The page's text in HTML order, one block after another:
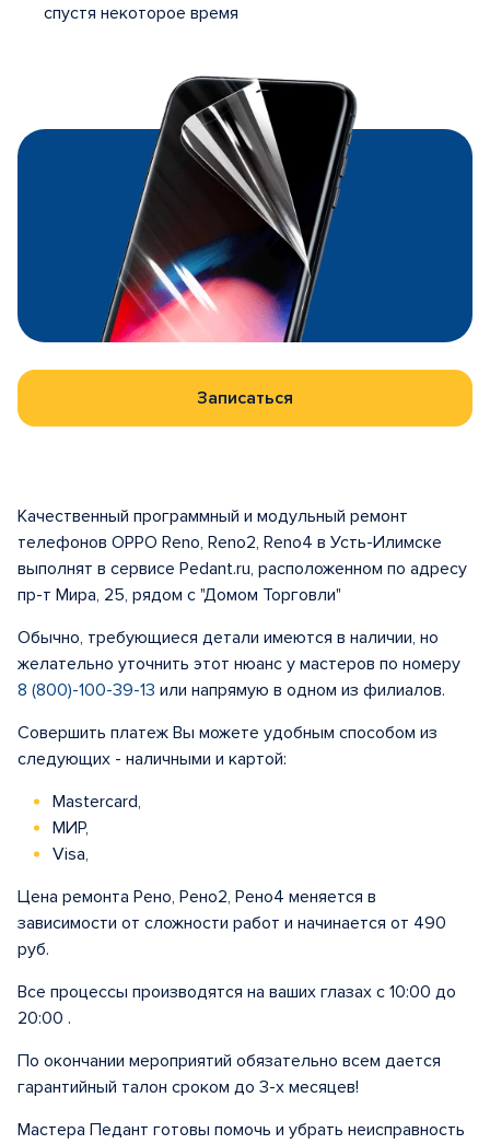
спустя некоторое время
Записаться
Качественный программный и модульный ремонт
телефонов OPPO Reno, Reno2, Reno4 в Усть-Илимске
выполнят в сервисе Pedant.ru, расположенном по адресу
пр-т Мира, 25, рядом с "Домом Торговли"
Обычно, требующиеся детали имеются в наличии, но
желательно уточнить этот нюанс у мастеров по номеру
8 (800)-100-39-13 или напрямую в одном из филиалов.
Совершить платеж Вы можете удобным способом из
следующих - наличными и картой:
Mastercard,
МИР,
Visa,
Цена ремонта Рено, Рено2, Рено4 меняется в
зависимости от сложности работ и начинается от 490
руб.
Все процессы производятся на ваших глазах с 10:00 до
20:00 .
По окончании мероприятий обязательно всем дается
гарантийный талон сроком до 3-х месяцев!
Мастера Педант готовы помочь и убрать неисправность